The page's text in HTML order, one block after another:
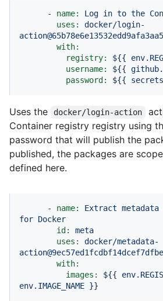
- name: Log in to the
uses:
docker/login-
with:
registry:
${{
username:
${{
password:
${{
Uses the docker/login-action
Container registry registry using
password that will publish the
published, the packages are
defined here.
- name: Extract metadata
for Docker
id:
meta
uses:
docker/metadata-
with:
images:
${{
env.IMAGE_NAME }}